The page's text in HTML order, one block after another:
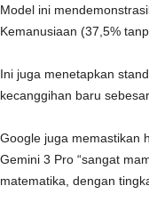
Model ini
Kemanusiaan (37,5%
Ini juga menetapkan
kecanggihan baru
Google juga memastikan
Gemini 3 Pro “sangat
matematika, dengan